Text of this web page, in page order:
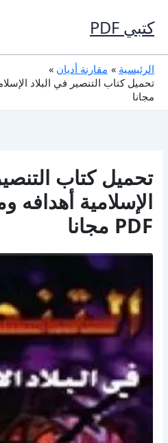
إلى
المحتوى
كتبي PDF
الرئيسية
مقارنة أديان
مجانا
تحميل كتاب
الإسلامية أهدافه
PDF مجانا